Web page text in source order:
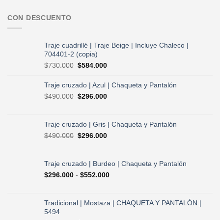
CON DESCUENTO
Traje cuadrillé | Traje Beige | Incluye Chaleco |
704401-2 (copia)
$730.000 El
original
era:
$730.000.
$584.000El
actual
es:
Traje cruzado | Azul | Chaqueta y Pantalón
$490.000 El
era:
$490.000.
$296.000El
es:
Traje cruzado | Gris | Chaqueta y Pantalón
$490.000 El
era:
$490.000.
$296.000El
es:
$296.000.
Traje cruzado | Burdeo | Chaqueta y Pantalón
$296.000 - $552.000Rango
desde
Tradicional | Mostaza | CHAQUETA Y PANTALÓN |
5494